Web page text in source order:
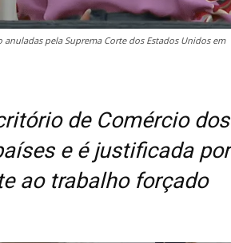
pela Suprema Corte dos Estados Unidos em
de Comércio dos
e é justificada por
ao trabalho forçado